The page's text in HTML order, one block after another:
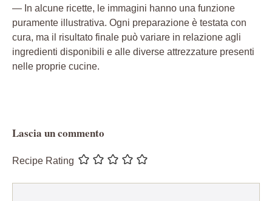
— In alcune ricette, le immagini hanno una funzione
puramente illustrativa. Ogni preparazione è testata con
cura, ma il risultato finale può variare in relazione agli
ingredienti disponibili e alle diverse attrezzature presenti
nelle proprie cucine.
Lascia un commento
Recipe Rating